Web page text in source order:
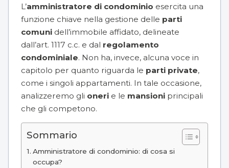
L’amministratore di condominio esercita una
funzione chiave nella gestione delle parti
comuni dell’immobile affidato, delineate
dall’art. 1117 c.c. e dal regolamento
condominiale. Non ha, invece, alcuna voce in
capitolo per quanto riguarda le parti private,
come i singoli appartamenti. In tale occasione,
analizzeremo gli oneri e le mansioni principali
che gli competono.
Sommario
Amministratore di condominio: di cosa si
occupa?